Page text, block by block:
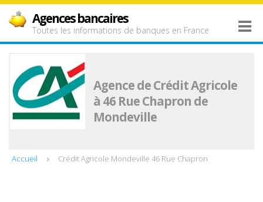
Agences bancaires
Toutes les informations de banques en France
Agence de Crédit Agricole
à 46 Rue Chapron de
Mondeville
Accueil Crédit Agricole Mondeville 46 Rue Chapron